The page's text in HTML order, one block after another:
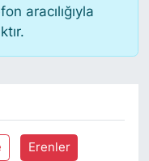
aracılığıyla
Erenler